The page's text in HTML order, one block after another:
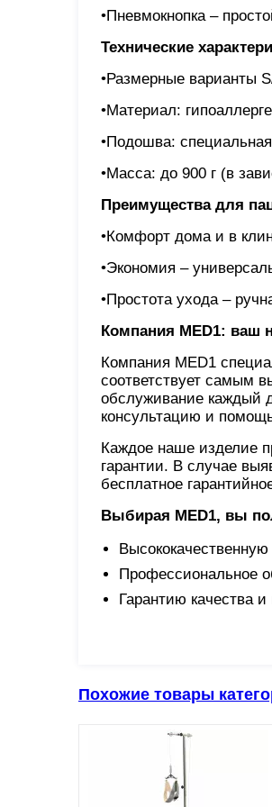
•Пневмокнопка –
Технические
•Размерные варианты
•Материал:
•Подошва:
•Масса: до 900 г (в
Преимущества для
•Комфорт дома и в
•Экономия –
•Простота ухода –
Компания MED1: ваш
Компания MED1
соответствует самым
обслуживание каждый
консультацию и
Каждое наше изделие
гарантии. В случае
бесплатное
Выбирая MED1, вы
Профессиональное
Гарантию качества
Похожие товары